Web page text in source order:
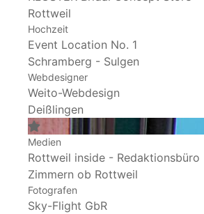
Rottweil
Hochzeit
Event Location No. 1
Schramberg - Sulgen
Webdesigner
Weito-Webdesign
Deißlingen
Medien
Rottweil inside - Redaktionsbüro
Zimmern ob Rottweil
Fotografen
Sky-Flight GbR